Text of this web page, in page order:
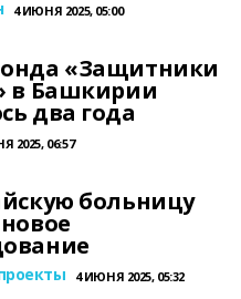
4 ИЮНЯ 2025, 05:00
«Защитники
в Башкирии
два года
2025, 06:57
больницу
4 ИЮНЯ 2025, 05:32